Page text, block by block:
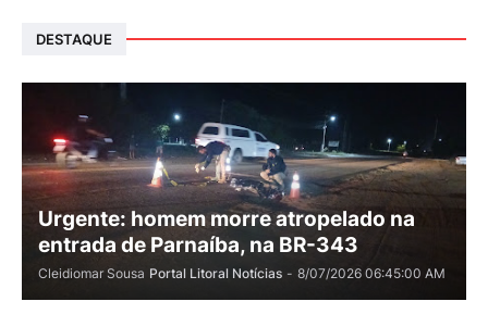
DESTAQUE
Urgente: homem morre atropelado na
entrada de Parnaíba, na BR-343
Cleidiomar Sousa Portal Litoral Notícias - 8/07/2026 06:45:00 AM